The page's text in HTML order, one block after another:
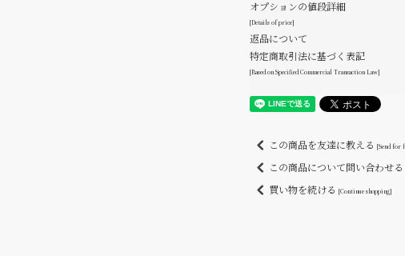
オプションの値段詳細
[Details of price]
返品について
特定商取引法に基づく表記
[Based on Specified Commercial Transaction Law]
この商品を友達に教える [Send for
この商品について問い合わせる
買い物を続ける [Continue shopping]